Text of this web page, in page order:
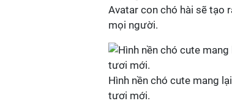
Avatar con chó hài sẽ tạo
mọi người.
Hình nền chó cute mang
tươi mới.